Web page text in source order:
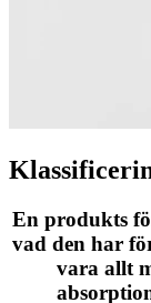
En produkts
vad den har
vara allt